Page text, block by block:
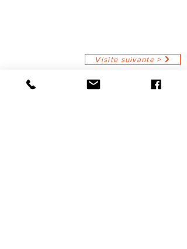
Visite suivante >
< Visite précédante